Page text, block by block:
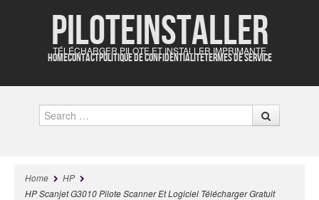
Piloteinstaller
TÉLÉCHARGER PILOTE ET INSTALLER IMPRIMANTE
HOMECONTACTPOLITIQUE DE CONFIDENTIALITÉTERMES DE SERVICE
Search
Home
HP
HP Scanjet G3010 Pilote Scanner Et Logiciel Télécharger Gratuit